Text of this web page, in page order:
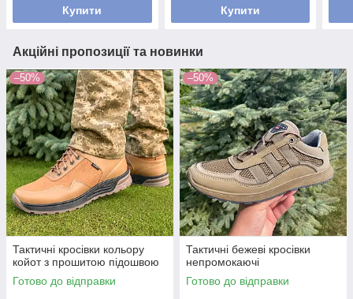
Купити Купити
Акційні пропозиції та новинки
–50%
Тактичні кросівки кольору
койот з прошитою підошвою
Готово до відправки
–50%
Тактичні бежеві кросівки
непромокаючі
Готово до відправки